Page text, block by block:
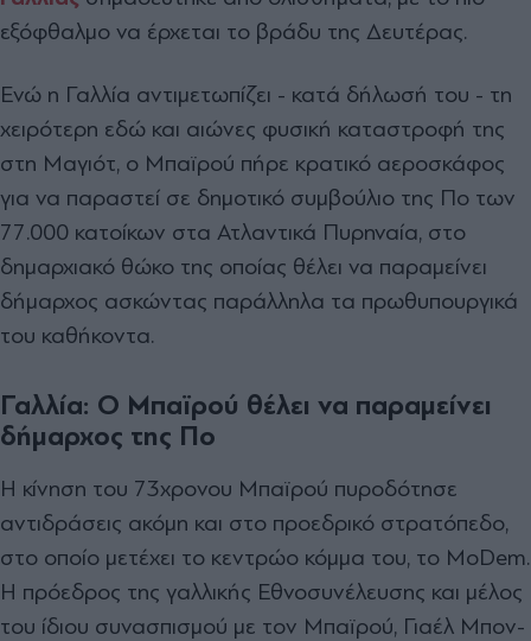
εξόφθαλμο να έρχεται το βράδυ της Δευτέρας.
Ενώ η Γαλλία αντιμετωπίζει - κατά δήλωσή του - τη
χειρότερη εδώ και αιώνες φυσική καταστροφή της
στη Μαγιότ, ο Μπαϊρού πήρε κρατικό αεροσκάφος
για να παραστεί σε δημοτικό συμβούλιο της Πο των
77.000 κατοίκων στα Ατλαντικά Πυρηναία, στο
δημαρχιακό θώκο της οποίας θέλει να παραμείνει
δήμαρχος ασκώντας παράλληλα τα πρωθυπουργικά
του καθήκοντα.
Γαλλία: Ο Μπαϊρού θέλει να παραμείνει
δήμαρχος της Πο
Η κίνηση του 73χρονου Μπαϊρού πυροδότησε
αντιδράσεις ακόμη και στο προεδρικό στρατόπεδο,
στο οποίο μετέχει το κεντρώο κόμμα του, το MoDem.
Η πρόεδρος της γαλλικής Εθνοσυνέλευσης και μέλος
του ίδιου συνασπισμού με τον Μπαϊρού, Γιαέλ Μπον-